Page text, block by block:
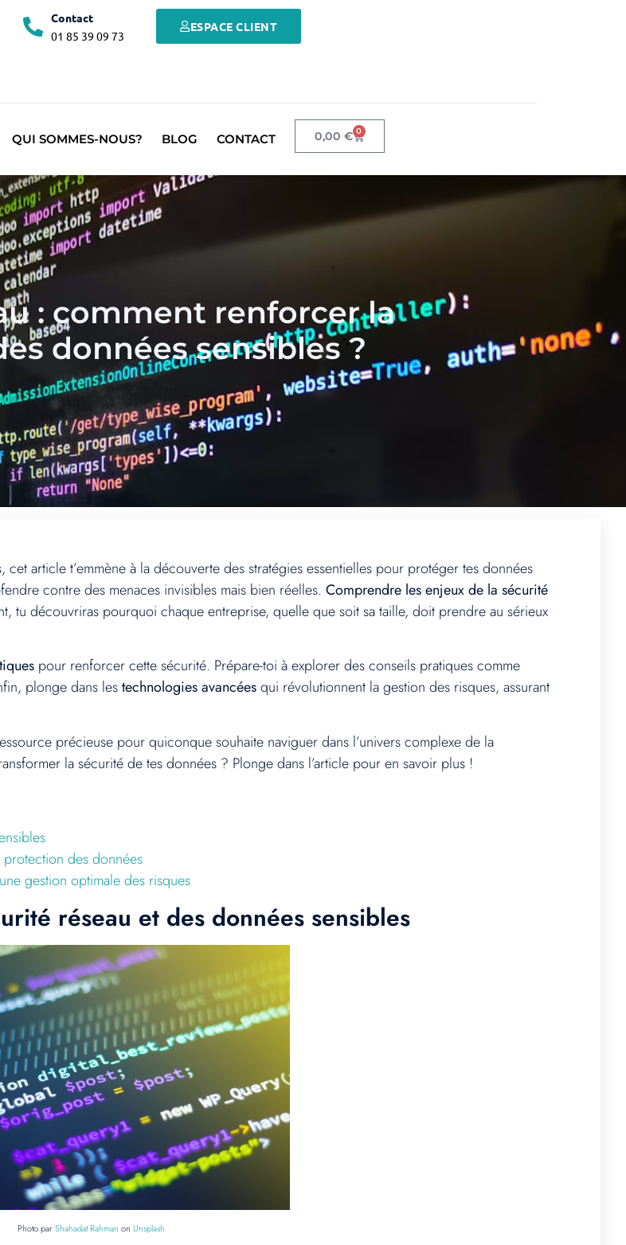
Contact
01 85 39 09 73
ESPACE CLIENT
QUI SOMMES-NOUS? BLOG CONTACT 0,00 € 0
: comment renforcer la
données sensibles ?
cet article t’emmène à la découverte des stratégies essentielles pour protéger tes données
contre des menaces invisibles mais bien réelles. Comprendre les enjeux de la sécurité
tu découvriras pourquoi chaque entreprise, quelle que soit sa taille, doit prendre au sérieux
pour renforcer cette sécurité. Prépare-toi à explorer des conseils pratiques comme
plonge dans lestechnologies avancéesqui révolutionnent la gestion des risques, assurant
précieuse pour quiconque souhaite naviguer dans l’univers complexe de la
la sécurité de tes données ? Plonge dans l’article pour en savoir plus !
des données
gestion optimale des risques
réseau et des données sensibles
Photo parShahadat Rahman on Unsplash